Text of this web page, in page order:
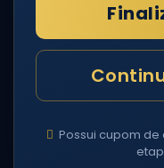
Possui cupom